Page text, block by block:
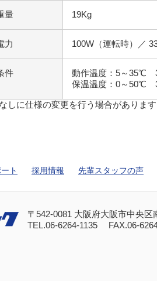
量 19Kg
力 100W（運転時）／
件
動作温度：5～35℃
保温温度：0～50℃
しに仕様の変更を行う場合があります
ト 採用情報 先輩スタッフの声
〒542-0081 大阪府大阪市中央
TEL.06-6264-1135 FAX.06-